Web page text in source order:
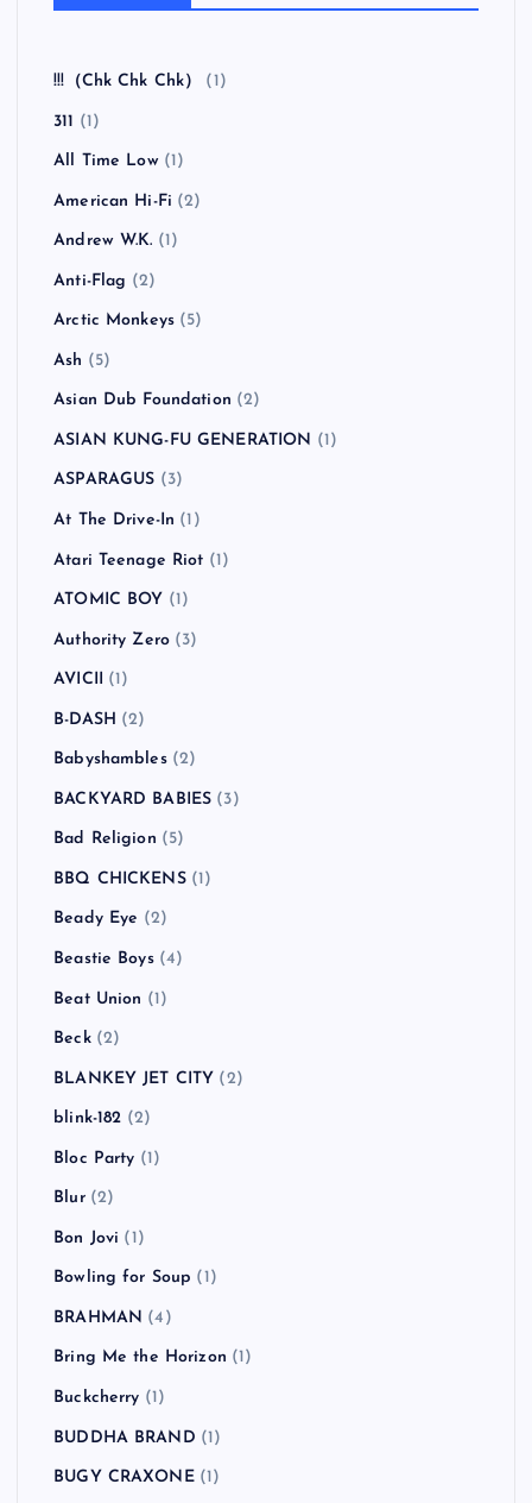
!!!（Chk Chk Chk） (1)
311 (1)
All Time Low(1)
American Hi-Fi (2)
Andrew W.K. (1)
Anti-Flag (2)
Arctic Monkeys (5)
Ash (5)
Asian Dub Foundation (2)
ASIAN KUNG-FU GENERATION (1)
ASPARAGUS (3)
At The Drive-In (1)
Atari Teenage Riot (1)
ATOMIC BOY (1)
Authority Zero (3)
AVICII (1)
B-DASH (2)
Babyshambles(2)
BACKYARD BABIES (3)
Bad Religion (5)
BBQ CHICKENS(1)
Beady Eye (2)
Beastie Boys(4)
Beat Union (1)
Beck(2)
BLANKEY JET CITY (2)
blink-182 (2)
Bloc Party (1)
Blur(2)
Bon Jovi (1)
Bowling for Soup (1)
BRAHMAN (4)
Bring Me the Horizon (1)
Buckcherry (1)
BUDDHA BRAND (1)
BUGY CRAXONE(1)